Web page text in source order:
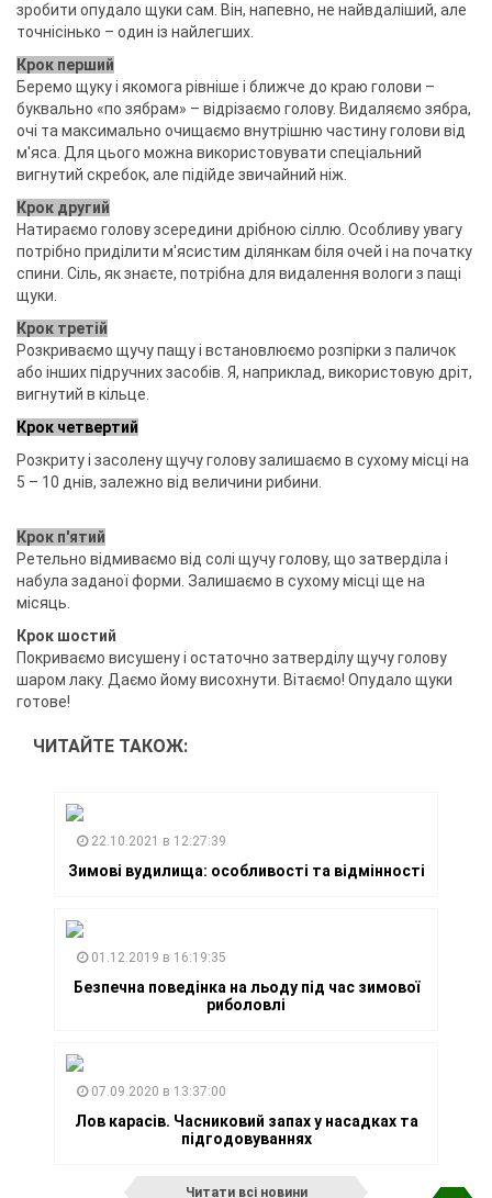
зробити опудало щуки сам. Він, напевно, не найвдаліший, але
точнісінько – один із найлегших.
Крок перший
Беремо щуку і якомога рівніше і ближче до краю голови –
буквально «по зябрам» – відрізаємо голову. Видаляємо зябра,
очі та максимально очищаємо внутрішню частину голови від
м'яса. Для цього можна використовувати спеціальний
вигнутий скребок, але підійде звичайний ніж.
Крок другий
Натираємо голову зсередини дрібною сіллю. Особливу увагу
потрібно приділити м'ясистим ділянкам біля очей і на початку
спини. Сіль, як знаєте, потрібна для видалення вологи з пащі
щуки.
Крок третій
Розкриваємо щучу пащу і встановлюємо розпірки з паличок
або інших підручних засобів. Я, наприклад, використовую дріт,
вигнутий в кільце.
Крок четвертий
Розкриту і засолену щучу голову залишаємо в сухому місці на
5 – 10 днів, залежно від величини рибини.
Крок п'ятий
Ретельно відмиваємо від солі щучу голову, що затверділа і
набула заданої форми. Залишаємо в сухому місці ще на
місяць.
Крок шостий
Покриваємо висушену і остаточно затверділу щучу голову
шаром лаку. Даємо йому висохнути. Вітаємо! Опудало щуки
готове!
ЧИТАЙТЕ ТАКОЖ:
22.10.2021 в 12:27:39
Зимові вудилища: особливості та відмінності
01.12.2019 в 16:19:35
Безпечна поведінка на льоду під час зимової
риболовлі
07.09.2020 в 13:37:00
Лов карасів. Часниковий запах у насадках та
підгодовуваннях
Читати всі новини